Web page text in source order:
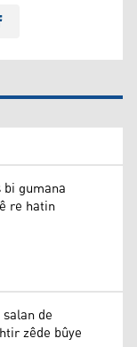
gumana
re hatin
de
zêde bûye